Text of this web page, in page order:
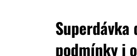
podmínky i